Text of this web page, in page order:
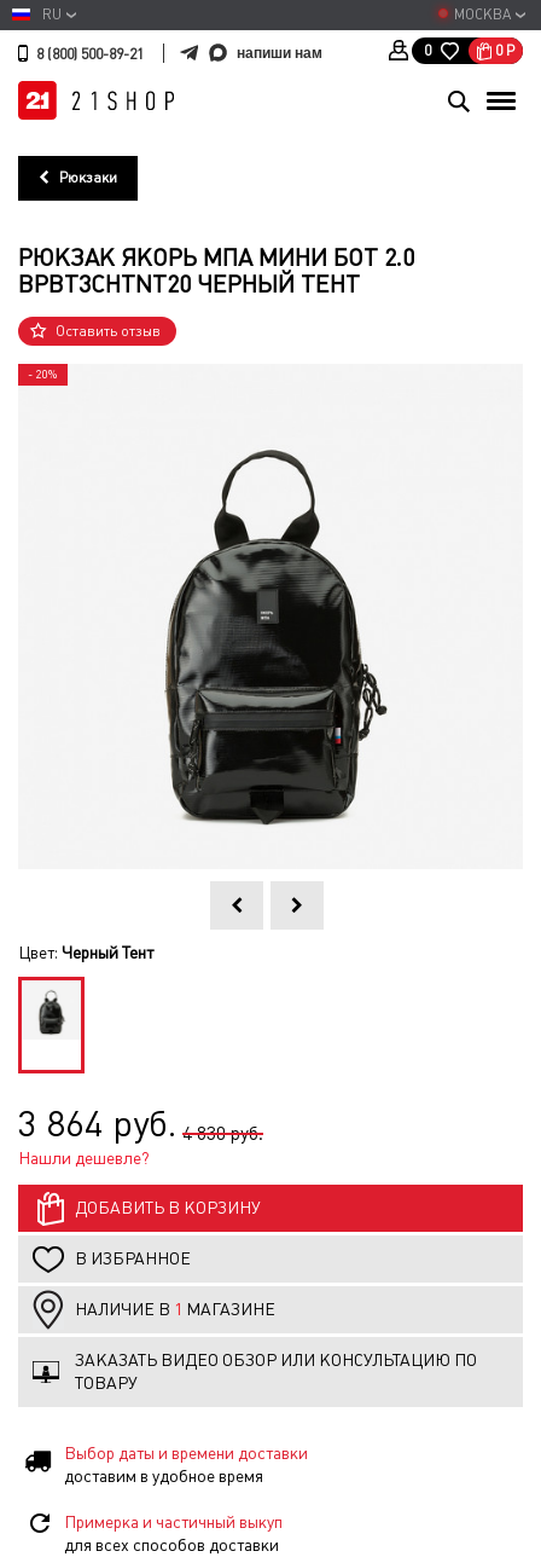
МОСКВА
RU
8 (800) 500-89-21 напиши нам 0 0 Р
Рюкзаки
РЮКЗАК ЯКОРЬ МПА МИНИ БОТ 2.0
BPBT3CHTNT20 ЧЕРНЫЙ ТЕНТ
Оставить отзыв
- 20%
Цвет: Черный Тент
3 864 руб. 4 830 руб.
Нашли дешевле?
ДОБАВИТЬ В КОРЗИНУ
В ИЗБРАННОЕ
НАЛИЧИЕ В 1 МАГАЗИНЕ
ЗАКАЗАТЬ ВИДЕО ОБЗОР ИЛИ КОНСУЛЬТАЦИЮ ПО
ТОВАРУ
Выбор даты и времени доставки
доставим в удобное время
Примерка и частичный выкуп
для всех способов доставки